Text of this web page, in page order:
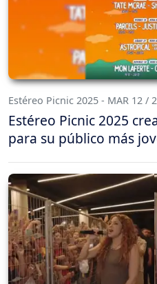
Estéreo Picnic 2025 - MAR 12 /
Estéreo Picnic 2025
para su público más